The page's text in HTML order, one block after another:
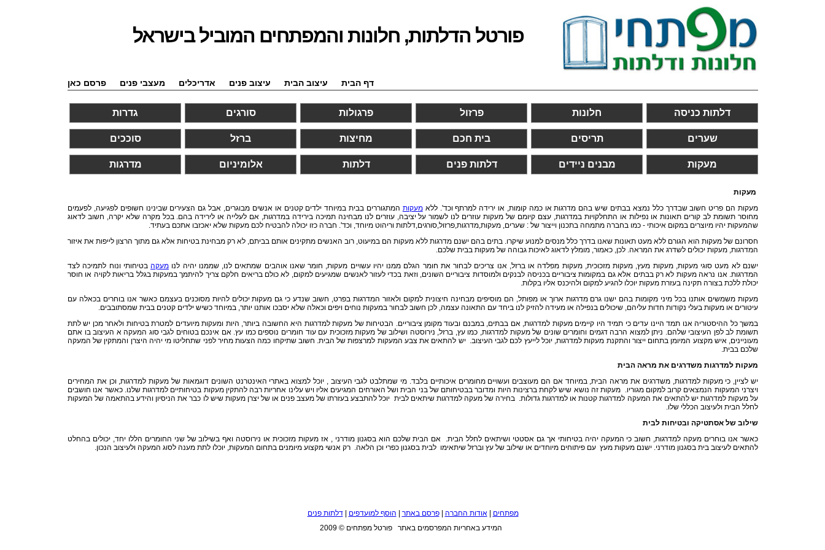
פורטל הדלתות, חלונות והמפתחים המוביל בישראל
דף הבית עיצוב הבית עיצוב פנים אדריכלים מעצבי פנים פרסם כאן
דלתות כניסה חלונות פרזול פרגולות סורגים גדרות
שערים תריסים בית חכם מחיצות ברזל סוככים
מעקות מבנים ניידים דלתות פנים דלתות אלומיניום מדרגות
מעקות
מעקות הם פריט חשוב שבדרך כלל נמצא בבתים שיש בהם מדרגות או כמה קומות, או ירידה למרתף וכד'. ללאמעקות המתגוררים בבית במיוחד ילדים קטנים או אנשים מבוגרים, אבל גם הצעירים שבינינו חשופים לפגיעה, לפעמים
מחוסר תשומת לב קורים תאונות או נפילות או התחלקויות במדרגות, עצם קיומם של מעקות עוזרים לנו לשמור על יציבה, עוזרים לנו מבחינה תמיכה בירידה במדרגות, אם לעלייה או לירידה בהם. בכל מקרה שלא יקרה, חשוב לדאוג
שהמעקות יהיו מיוצרים במקום איכותי - כמו בחברה מתמחה בתכנון וייצור של : שערים, מעקות,מדרגות,פרזול,סורגים,דלתות וריהוט מיוחד, וכד'. חברה כזו יכולה להבטיח לכם מעקות שלא יאכזבו אתכם בעתיד.
חסרונם של מעקות הוא הגורם ללא מעט תאונות שאנו בדרך כלל מנסים למנוע שיקרו. בתים בהם ישנם מדרגות ללא מעקות הם במיעוט, רוב האנשים מתקינים אותם בביתם, לא רק מבחינת בטיחות אלא גם מתוך הרצון לייפות את איזור
המדרגות, מעקות יכולים לשדרג את המראה. לכן, כאמור, מומלץ לדאוג לאיכות גבוהה של מעקות בבית שלכם.
ישנם לא מעט סוגי מעקות, מעקות מעץ, מעקות מזכוכית, מעקות מפלדה או ברזל, אנו צריכים לבחור את חומר הגלם ממנו יהיו עשויים מעקות, חומר שאנו אוהבים שמתאים לנו, שממנו יהיה לנו מעקהבטיחותי ונוח לתמיכה לצד
המדרגות. אנו נראה מעקות לא רק בבתים אלא גם במקומות ציבוריים בכניסה לבנקים ולמוסדות ציבוריים השונים, וזאת בכדי לעזור לאנשים שמגיעים למקום, לא כולם בריאים חלקם צריך להיתמך במעקות בגלל בריאות לקויה או חוסר
יכולת ללכת בצורה תקינה בעזרת מעקות יוכלו להגיע למקום ולהיכנס אליו בקלות.
מעקות משמשים אותנו בכל מיני מקומות בהם ישנו גרם מדרגות ארוך או מפותל, הם מוסיפים מבחינה חיצונית למקום ולאזור המדרגות בפרט, חשוב שנדע כי גם מעקות יכולים להיות מסוכנים בעצמם כאשר אנו בוחרים בכאלה עם
עיטורים או מעקות בעלי נקודות חדות עליהם, שיכולים בנפילה או מעידה להזיק לנו ביחד עם התאונה עצמה, לכן חשוב לבחור במעקות נוחים ויפים וכאלה שלא יסבכו אותנו יותר, במיוחד כשיש ילדים קטנים בבית שמסתובבים.
במשך כל ההיסטוריה אנו תמד היינו עדים כי תמיד היו קיימים מעקות למדרגות, אם בבתים, במבנם ובעוד מקומן ציבוריים. הבטיחות של מעקות למדרגות היא החשובה ביותר, היות ומעקות מיועדים למטרת בטיחות ולאחר מכן יש לתת
תשומת לב לפן העיצובי שלהם. ניתן למצוא הרבה דגמים וחומרים שונים של מעקות למדרגות, כמו עץ, ברזל, נירוסטה ושילוב של מעקות מזכוכית עם עוד חומרים נוספים כמו עץ. אם אינכם בטוחים לגבי סוג המעקה א העיצוב בו אתם
מעוניינים, איש מקצוע המיומן בתחום ייצור והתקנת מעקות למדרגות, יוכל לייעץ לכם לגבי העיצוב. יש להתאים את צבע המעקות למרצפות של הבית. חשוב שתיקחו כמה הצעות מחיר לפני שתחליטו מי יהיה היצרן והמתקין של המעקה
שלכם בבית.
מעקות למדרגות משדרגים את מראה הבית
יש לציין, כי מעקות למדרגות, משדרגים את מראה הבית, במיוחד אם הם מעוצבים ועשויים מחומרים איכותיים בלבד. מי שמתלבט לגבי העיצוב , יוכל למצוא באתרי האינטרנט השונים דוגמאות של מעקות למדרגות, וכן את המחירים
ויצרני המעקות הנמצאים קרוב למקום מגוריו. מעקות זה נושא שיש לקחת ברצינות היות ומדובר בבטיחותם של בני הבית ושל האורחים המגיעים אליו ויש עלינו אחריות רבה להתקין מעקות בטיחותיים למדרגות שלנו. כאשר אנו חושבים
על מעקות למדרגות יש להתאים את המעקה למדרגות קטנות או למדרגות גדולות. בחירה של מעקה למדרגות שיתאים לבית יוכל להתבצע בעזרתו של מעצב פנים או של יצרן מעקות שיש לו כבר את הניסיון והידע בהתאמה של המעקות
לחלל הבית ולעיצוב הכללי שלו.
שילוב של אסתטיקה ובטיחות לבית
כאשר אנו בוחרים מעקה למדרגות, חשוב כי המעקה יהיה בטיחותי אך גם אסטטי ושיתאים לחלל הבית. אם הבית שלכם הוא בסגנון מודרני , אז מעקות מזכוכית או נירוסטה ואף בשילוב של שני החומרים הללו יחד, יכולים בהחלט
להתאים לעיצוב בית בסגנון מודרני. ישנם מעקות מעץ עם פיתוחים מיוחדים או שילוב של עץ וברזל שיתאימו לבית בסגנון כפרי וכן הלאה. רק אנשי מקצוע מיומנים בתחום המעקות, יוכלו לתת מענה לסוג המעקה ולעיצוב הנכון.
מפתחים |אודות החברה |פרסם באתר הוסף למועדפים |דלתות פנים
המידע באחריות המפרסמים באתר פורטל מפתחים © 2009